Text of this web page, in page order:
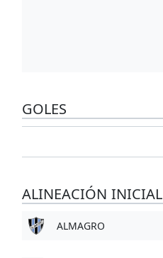
GOLES
ALINEACIÓN INICIAL
ALMAGRO